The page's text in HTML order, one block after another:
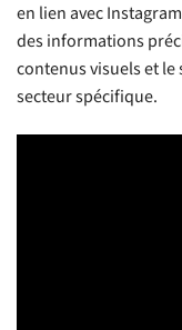
en lien avec
des informations
contenus visuels et
secteur spécifique.